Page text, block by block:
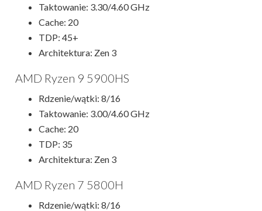
Taktowanie: 3.30/4.60 GHz
Cache: 20
TDP: 45+
Architektura: Zen 3
AMD Ryzen 9 5900HS
Rdzenie/wątki: 8/16
Taktowanie: 3.00/4.60 GHz
Cache: 20
TDP: 35
Architektura: Zen 3
AMD Ryzen 7 5800H
Rdzenie/wątki: 8/16